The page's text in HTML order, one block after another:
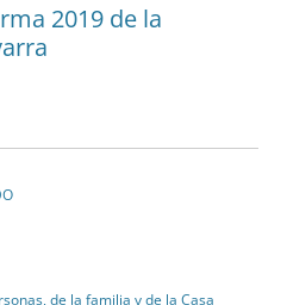
2019 de la
de la familia y de la Casa